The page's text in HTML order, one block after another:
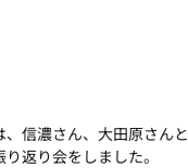
、信濃さん、大田原さんと
返り会をしました。